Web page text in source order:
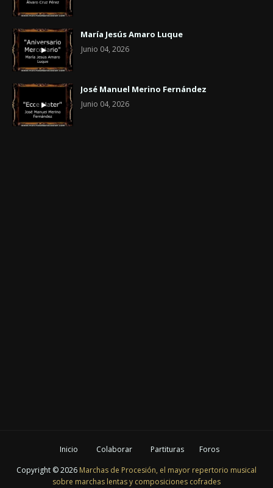
María Jesús Amaro Luque
Junio 04, 2026
José Manuel Merino Fernández
Junio 04, 2026
Inicio Colaborar Partituras
Foros
Copyright ©2026 Marchas de Procesión, el mayor repertorio musical
sobre marchas lentas y composiciones cofrades